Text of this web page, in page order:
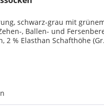
schwarz-grau mit
, Ballen- und
2 % Elasthan Schafthöhe